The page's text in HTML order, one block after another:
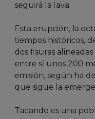
seguirá la lava.
Esta erupción, la
tiempos históricos,
dos fisuras
entre sí unos 200
emisión, según ha
que sigue la
Tacande es una